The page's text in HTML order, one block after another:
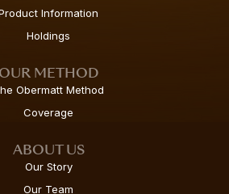
Information
Holdings
OUR METHOD
Obermatt Method
Coverage
ABOUT US
Our Story
Our Team